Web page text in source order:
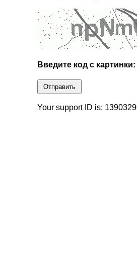
Введите код с картинки:
Отправить
Your support ID is: